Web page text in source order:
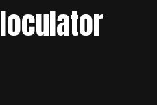
Ioculator